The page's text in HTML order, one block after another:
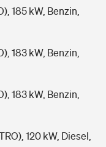
185 kW, Benzin,
183 kW, Benzin,
183 kW, Benzin,
120 kW, Diesel,